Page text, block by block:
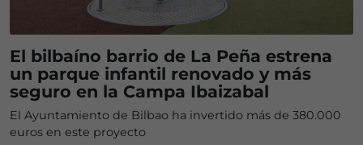
El bilbaíno barrio de La Peña estrena
un parque infantil renovado y más
seguro en la Campa Ibaizabal
El Ayuntamiento de Bilbao ha invertido más de 380.000
euros en este proyecto